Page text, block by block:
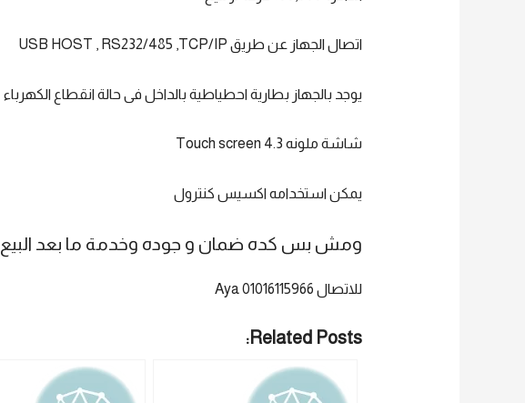
اتصال الجهاز عن طريق USB HOST , RS232/485 ,TCP/IP
يوجد بالجهاز بطارية احطياطية بالداخل فى حالة انقطاع الكهرباء
شاشة ملونه 4.3 Touch screen
يمكن استخدامه اكسيس كنترول
ومش بس كده ضمان و جوده وخدمة ما بعد البيع
للاتصال 01016115966 Aya
Related Posts: